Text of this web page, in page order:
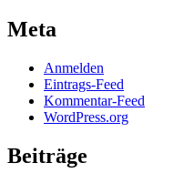
Meta
Anmelden
Eintrags-Feed
Kommentar-Feed
WordPress.org
Beiträge